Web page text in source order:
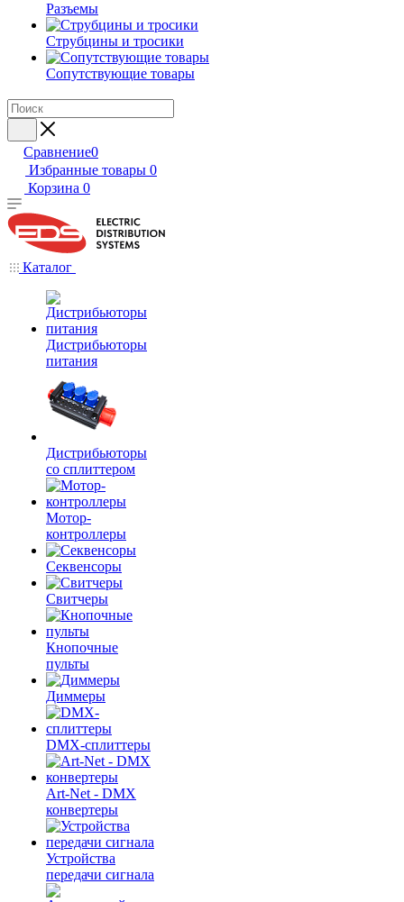
Разъемы
Струбцины и тросики
Сопутствующие товары
Сравнение0
Избранные товары 0
Корзина 0
Каталог
Дистрибьюторы
питания
Дистрибьюторы
со сплиттером
Мотор-
контроллеры
Секвенсоры
Свитчеры
Кнопочные
пульты
Диммеры
DMX-сплиттеры
Art-Net - DMX
конвертеры
Устройства
передачи сигнала